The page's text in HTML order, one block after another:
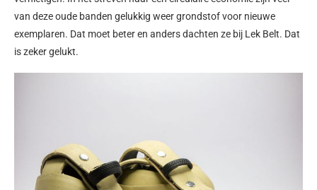
van deze oude banden gelukkig weer grondstof voor nieuwe
exemplaren. Dat moet beter en anders dachten ze bij Lek Belt. Dat
is zeker gelukt.